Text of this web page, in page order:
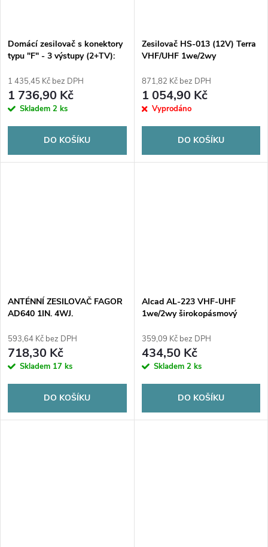
Domácí zesilovač s konektory
typu "F" - 3 výstupy (2+TV):
1 435,45 Kč bez DPH
1 736,90 Kč
Skladem 2 ks
DO KOŠÍKU
Zesilovač HS-013 (12V) Terra
VHF/UHF 1we/2wy
871,82 Kč bez DPH
1 054,90 Kč
Vyprodáno
DO KOŠÍKU
ANTÉNNÍ ZESILOVAČ FAGOR
AD640 1IN. 4WJ.
593,64 Kč bez DPH
718,30 Kč
Skladem 17 ks
DO KOŠÍKU
Alcad AL-223 VHF-UHF
1we/2wy širokopásmový
359,09 Kč bez DPH
434,50 Kč
Skladem 2 ks
DO KOŠÍKU